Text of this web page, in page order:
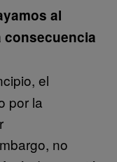
al
consecuencia
el
por la
no